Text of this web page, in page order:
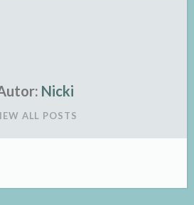
Nicki
ALL POSTS